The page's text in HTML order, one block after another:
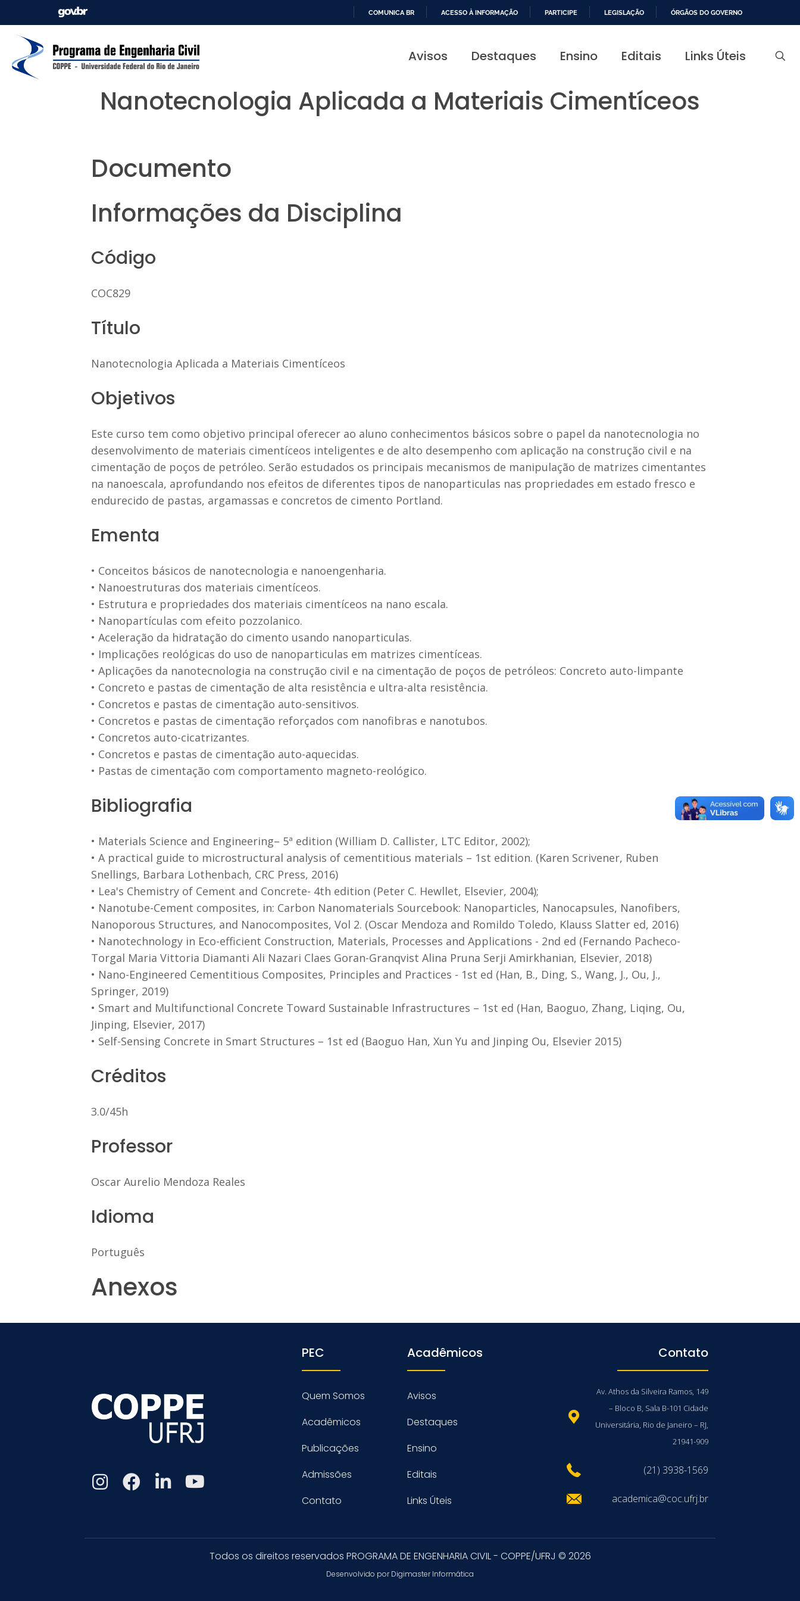
PARA
COMUNICA BR ACESSO À INFORMAÇÃO PARTICIPE LEGISLAÇÃO ÓRGÃOS DO GOVERNO
Avisos Destaques Ensino Editais Links Úteis
Nanotecnologia Aplicada a Materiais Cimentíceos
Documento
Informações da Disciplina
Código
COC829
Título
Nanotecnologia Aplicada a Materiais Cimentíceos
Objetivos
Este curso tem como objetivo principal oferecer ao aluno conhecimentos básicos sobre o papel da nanotecnologia no
desenvolvimento de materiais cimentíceos inteligentes e de alto desempenho com aplicação na construção civil e na
cimentação de poços de petróleo. Serão estudados os principais mecanismos de manipulação de matrizes cimentantes
na nanoescala, aprofundando nos efeitos de diferentes tipos de nanoparticulas nas propriedades em estado fresco e
endurecido de pastas, argamassas e concretos de cimento Portland.
Ementa
• Conceitos básicos de nanotecnologia e nanoengenharia.
• Nanoestruturas dos materiais cimentíceos.
• Estrutura e propriedades dos materiais cimentíceos na nano escala.
• Nanopartículas com efeito pozzolanico.
• Aceleração da hidratação do cimento usando nanoparticulas.
• Implicações reológicas do uso de nanoparticulas em matrizes cimentíceas.
• Aplicações da nanotecnologia na construção civil e na cimentação de poços de petróleos: Concreto auto-limpante
• Concreto e pastas de cimentação de alta resistência e ultra-alta resistência.
• Concretos e pastas de cimentação auto-sensitivos.
• Concretos e pastas de cimentação reforçados com nanofibras e nanotubos.
• Concretos auto-cicatrizantes.
• Concretos e pastas de cimentação auto-aquecidas.
• Pastas de cimentação com comportamento magneto-reológico.
Bibliografia
• Materials Science and Engineering– 5ª edition (William D. Callister, LTC Editor, 2002);
• A practical guide to microstructural analysis of cementitious materials – 1st edition. (Karen Scrivener, Ruben
Snellings, Barbara Lothenbach, CRC Press, 2016)
• Lea's Chemistry of Cement and Concrete- 4th edition (Peter C. Hewllet, Elsevier, 2004);
• Nanotube-Cement composites, in: Carbon Nanomaterials Sourcebook: Nanoparticles, Nanocapsules, Nanofibers,
Nanoporous Structures, and Nanocomposites, Vol 2. (Oscar Mendoza and Romildo Toledo, Klauss Slatter ed, 2016)
• Nanotechnology in Eco-efficient Construction, Materials, Processes and Applications - 2nd ed (Fernando Pacheco-
Torgal Maria Vittoria Diamanti Ali Nazari Claes Goran-Granqvist Alina Pruna Serji Amirkhanian, Elsevier, 2018)
• Nano-Engineered Cementitious Composites, Principles and Practices - 1st ed (Han, B., Ding, S., Wang, J., Ou, J.,
Springer, 2019)
• Smart and Multifunctional Concrete Toward Sustainable Infrastructures – 1st ed (Han, Baoguo, Zhang, Liqing, Ou,
Jinping, Elsevier, 2017)
• Self-Sensing Concrete in Smart Structures – 1st ed (Baoguo Han, Xun Yu and Jinping Ou, Elsevier 2015)
Créditos
3.0/45h
Professor
Oscar Aurelio Mendoza Reales
Idioma
Português
Anexos
PEC
Quem Somos
Acadêmicos
Publicações
Admissões
Contato
Acadêmicos
Avisos
Destaques
Ensino
Editais
Links Úteis
Contato
Av. Athos da Silveira Ramos, 149
– Bloco B, Sala B-101 Cidade
Universitária, Rio de Janeiro – RJ,
21941-909
(21) 3938-1569
academica@coc.ufrj.br
Todos os direitos reservados PROGRAMA DE ENGENHARIA CIVIL - COPPE/UFRJ © 2026
Desenvolvido por Digimaster Informática